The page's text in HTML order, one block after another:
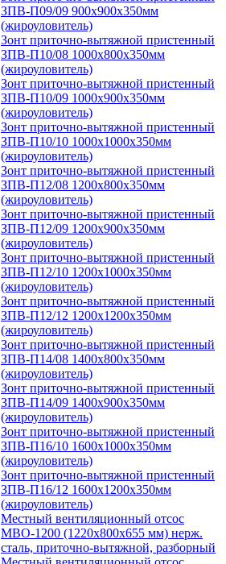
ЗПВ-П09/09 900х900х350мм
(жироуловитель)
Зонт приточно-вытяжной пристенный
ЗПВ-П10/08 1000х800х350мм
(жироуловитель)
Зонт приточно-вытяжной пристенный
ЗПВ-П10/09 1000х900х350мм
(жироуловитель)
Зонт приточно-вытяжной пристенный
ЗПВ-П10/10 1000х1000х350мм
(жироуловитель)
Зонт приточно-вытяжной пристенный
ЗПВ-П12/08 1200х800х350мм
(жироуловитель)
Зонт приточно-вытяжной пристенный
ЗПВ-П12/09 1200х900х350мм
(жироуловитель)
Зонт приточно-вытяжной пристенный
ЗПВ-П12/10 1200х1000х350мм
(жироуловитель)
Зонт приточно-вытяжной пристенный
ЗПВ-П12/12 1200х1200х350мм
(жироуловитель)
Зонт приточно-вытяжной пристенный
ЗПВ-П14/08 1400х800х350мм
(жироуловитель)
Зонт приточно-вытяжной пристенный
ЗПВ-П14/09 1400х900х350мм
(жироуловитель)
Зонт приточно-вытяжной пристенный
ЗПВ-П16/10 1600х1000х350мм
(жироуловитель)
Зонт приточно-вытяжной пристенный
ЗПВ-П16/12 1600х1200х350мм
(жироуловитель)
Местный вентиляционный отсос
МВО-1200 (1220х800х655 мм) нерж.
сталь, приточно-вытяжной, разборный